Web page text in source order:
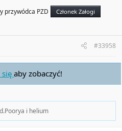
przywódca PZD
Członek Załogi
#33958
aby zobaczyć!
i helium